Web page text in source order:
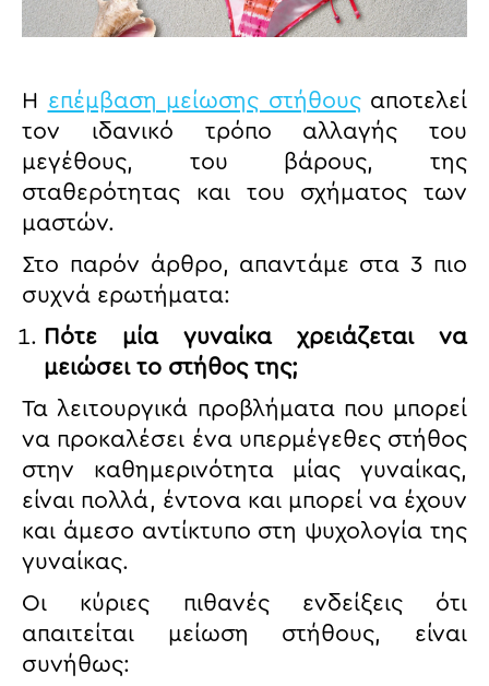
Η επέμβαση μείωσης στήθουςαποτελεί
τον ιδανικό τρόπο αλλαγής του
μεγέθους, του βάρους, της
σταθερότητας και του σχήματος των
μαστών.
Στο παρόν άρθρο, απαντάμε στα 3 πιο
συχνά ερωτήματα:
Πότε μία γυναίκα χρειάζεται να
μειώσει το στήθος της;
Τα λειτουργικά προβλήματα που μπορεί
να προκαλέσει ένα υπερμέγεθες στήθος
στην καθημερινότητα μίας γυναίκας,
είναι πολλά, έντονα και μπορεί να έχουν
και άμεσο αντίκτυπο στη ψυχολογία της
γυναίκας.
Οι κύριες πιθανές ενδείξεις ότι
απαιτείται μείωση στήθους, είναι
συνήθως: